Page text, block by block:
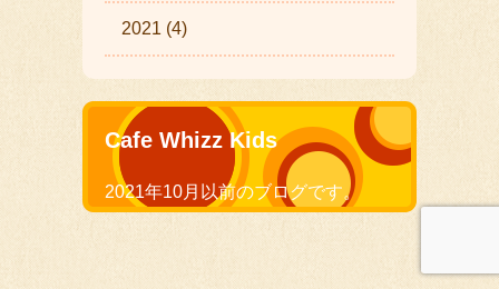
2021 (4)
Cafe Whizz Kids
2021年10月以前のブログです。